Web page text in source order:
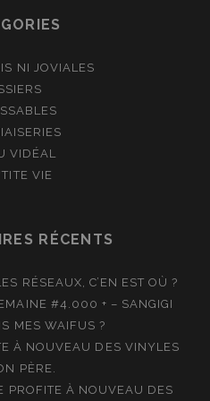
NI JOVIALES
VIDÉAL
VIE
RÉCENTS
RÉSEAUX, C’EN EST OÙ ?
#4.000 + – SANGIGI
MES WAIFUS ?
À NOUVEAU DES VINYLES
PÈRE.
PROFITE À NOUVEAU DES